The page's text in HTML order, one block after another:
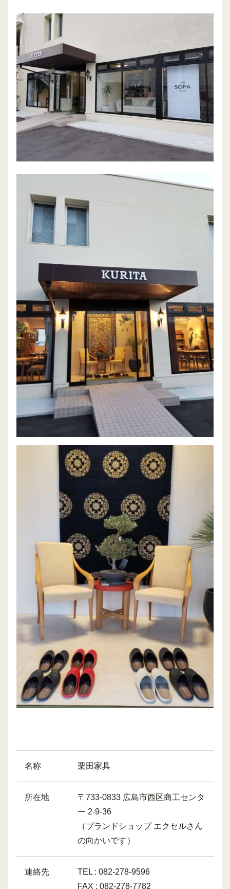
名称 栗田家具
所在地
〒733-0833 広島市西区商工センタ
ー 2-9-36
（ブランドショップ エクセルさん
の向かいです）
連絡先
TEL : 082-278-9596
FAX : 082-278-7782